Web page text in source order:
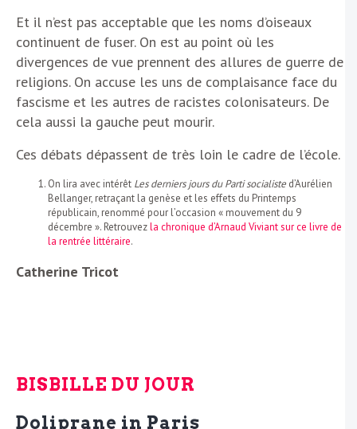
Et il n’est pas acceptable que les noms d’oiseaux
continuent de fuser. On est au point où les
divergences de vue prennent des allures de guerre de
religions. On accuse les uns de complaisance face du
fascisme et les autres de racistes colonisateurs. De
cela aussi la gauche peut mourir.
Ces débats dépassent de très loin le cadre de l’école.
On lira avec intérêt Les derniers jours du Parti socialiste d’Aurélien
Bellanger, retraçant la genèse et les effets du Printemps
républicain, renommé pour l’occasion « mouvement du 9
décembre ». Retrouvezla chronique d’Arnaud Viviant sur ce livre de
la rentrée littéraire.
Catherine Tricot
BISBILLE DU JOUR
Doliprane in Paris